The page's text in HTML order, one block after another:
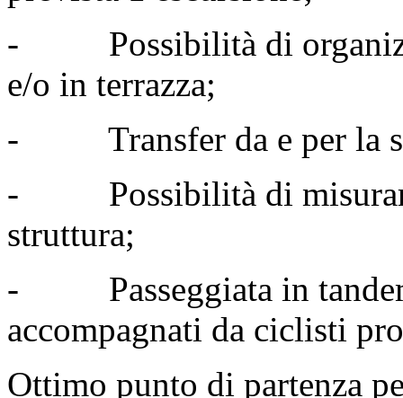
- Possibilità di
e/o in terrazza;
- Transfer da e per la
- Possibilità di misurare
struttura;
- Passeggiata in
accompagnati da ciclisti
Ottimo punto di partenza